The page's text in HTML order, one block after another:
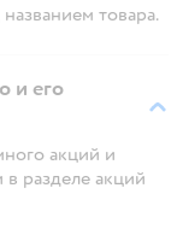
товара.
и его
акций и
разделе акций